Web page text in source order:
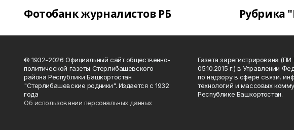
Фотобанк журналистов РБ Рубрика
© 1932-2026 Официальный сайт общественно-
политической газеты Стерлибашевского
района Республики Башкортостан
"Стерлибашевские родники". Издается с 1932
года
Об использовании персональных данных
Газета зарегистрирована
05.10.2015 г.) в Управлении
по надзору в сфере связи,
технологий и массовых
Республике Башкортостан.